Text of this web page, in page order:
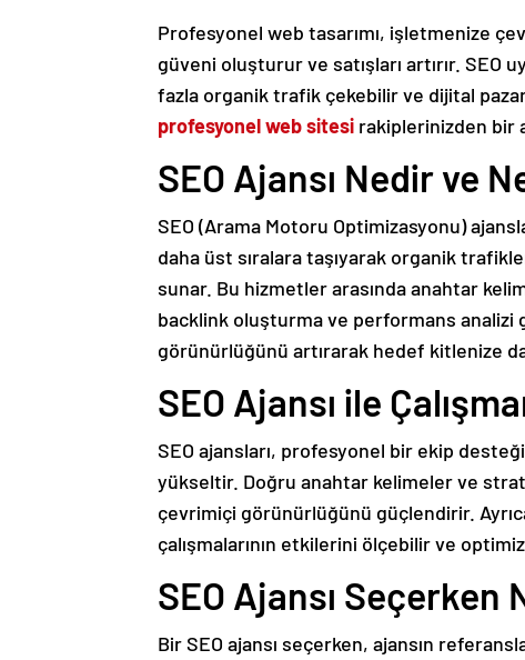
Profesyonel web tasarımı, işletmenize
güveni oluşturur ve satışları artırır. SEO
fazla organik trafik çekebilir ve dijital
profesyonel web sitesi rakiplerinizden bir
SEO Ajansı Nedir ve
SEO (Arama Motoru Optimizasyonu)
daha üst sıralara taşıyarak organik
sunar. Bu hizmetler arasında anahtar
backlink oluşturma ve performans analizi
görünürlüğünü artırarak hedef kitlenize
SEO Ajansı ile
SEO ajansları, profesyonel bir ekip
yükseltir. Doğru anahtar kelimeler ve
çevrimiçi görünürlüğünü güçlendirir.
çalışmalarının etkilerini ölçebilir ve
SEO Ajansı
Bir SEO ajansı seçerken, ajansın